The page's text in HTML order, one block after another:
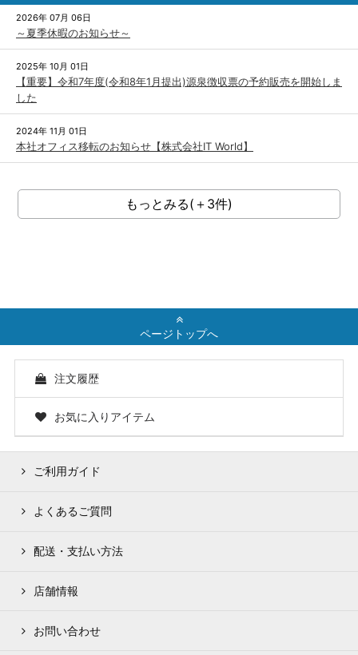
2026年 07月 06日
～夏季休暇のお知らせ～
2025年 10月 01日
【重要】令和7年度(令和8年1月提出)源泉徴収票の予約販売を開始しま
した
2024年 11月 01日
本社オフィス移転のお知らせ【株式会社IT World】
もっとみる(＋3件)
ページトップへ
注文履歴
お気に入りアイテム
ご利用ガイド
よくあるご質問
配送・支払い方法
店舗情報
お問い合わせ